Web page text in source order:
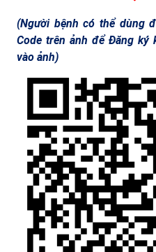
(Người bệnh có thể dùng
Code trên ảnh để Đăng ký
vào ảnh)